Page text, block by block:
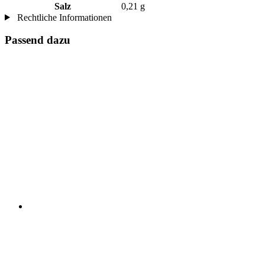
Salz
0,21 g
Rechtliche Informationen
Passend dazu